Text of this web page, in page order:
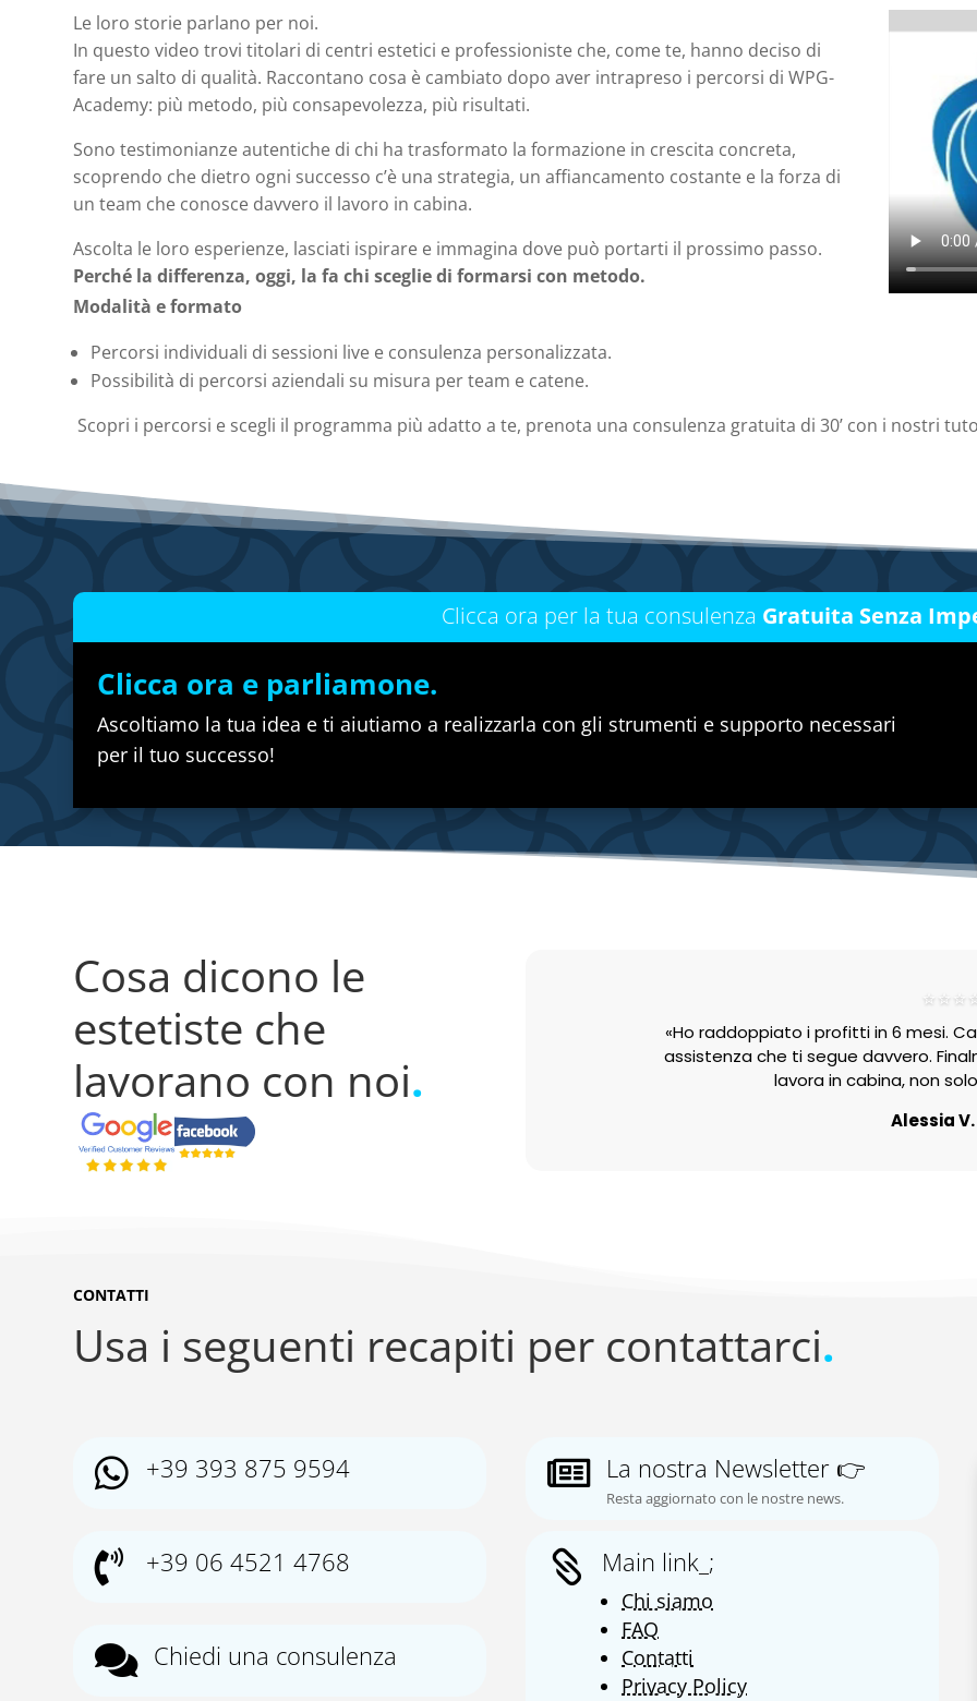
Le loro storie parlano per noi.
In questo video trovi titolari di centri estetici e professioniste che, come te, hanno deciso di
fare un salto di qualità. Raccontano cosa è cambiato dopo aver intrapreso i percorsi di WPG-
Academy: più metodo, più consapevolezza, più risultati.
Sono testimonianze autentiche di chi ha trasformato la formazione in crescita concreta,
scoprendo che dietro ogni successo c’è una strategia, un affiancamento costante e la forza di
un team che conosce davvero il lavoro in cabina.
Ascolta le loro esperienze, lasciati ispirare e immagina dove può portarti il prossimo passo.
Perché la differenza, oggi, la fa chi sceglie di formarsi con metodo.
Modalità e formato
Percorsi individuali di sessioni live e consulenza personalizzata.
Possibilità di percorsi aziendali su misura per team e catene.
Scopri i percorsi e scegli il programma più adatto a te, prenota una consulenza gratuita di 30’ con i nostri
Clicca ora per la tua consulenza Gratuita Senza
Clicca ora e parliamone.
Ascoltiamo la tua idea e ti aiutiamo a realizzarla con gli strumenti e supporto necessari
per il tuo successo!
Cosa dicono le
estetiste che
lavorano con noi.
«Ho raddoppiato i profitti in 6 mesi.
assistenza che ti segue davvero.
lavora in cabina, non
Alessia V.
CONTATTI
Usa i seguenti recapiti per contattarci.
 +39 393 875 9594
 +39 06 4521 4768
 Chiedi una consulenza
 La nostra Newsletter 👉
Resta aggiornato con le nostre news.
 Main link_;
Chi siamo
FAQ
Contatti
Privacy Policy